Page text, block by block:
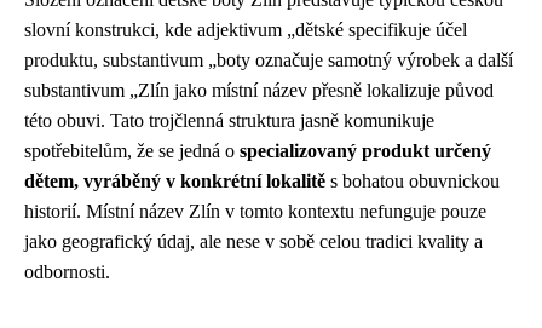
slovní konstrukci, kde adjektivum „dětské specifikuje účel
produktu, substantivum „boty označuje samotný výrobek a další
substantivum „Zlín jako místní název přesně lokalizuje původ
této obuvi. Tato trojčlenná struktura jasně komunikuje
spotřebitelům, že se jedná o specializovaný produkt určený
dětem, vyráběný v konkrétní lokalitě s bohatou obuvnickou
historií. Místní název Zlín v tomto kontextu nefunguje pouze
jako geografický údaj, ale nese v sobě celou tradici kvality a
odbornosti.